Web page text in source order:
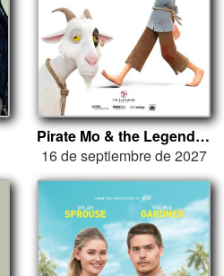
Pirate Mo & the Legend of the Red Ruby
16 de septiembre de 2027